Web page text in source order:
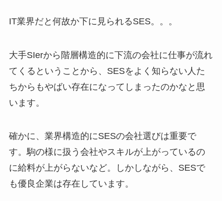
IT業界だと何故か下に見られるSES。。。
大手SIerから階層構造的に下流の会社に仕事が流れ
てくるということから、SESをよく知らない人た
ちからもやばい存在になってしまったのかなと思
います。
確かに、業界構造的にSESの会社選びは重要で
す。駒の様に扱う会社やスキルが上がっているの
に給料が上がらないなど。しかしながら、SESで
も優良企業は存在しています。